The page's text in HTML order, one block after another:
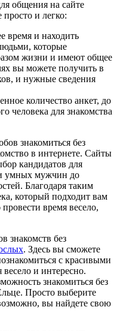
общения на сайте
просто и легко:
время и находить
которые
жизни и имеют общее
вы можете получить в
и нужные сведения
количество анкет, до
человека для знакомства
знакомиться без
в интернете. Сайты
кандидатов для
умных мужчин до
Благодаря таким
который подходит вам
время весело,
знакомств без
. Здесь вы сможете
с красивыми
и интересно.
знакомиться без
Просто выберите
вы найдете свою